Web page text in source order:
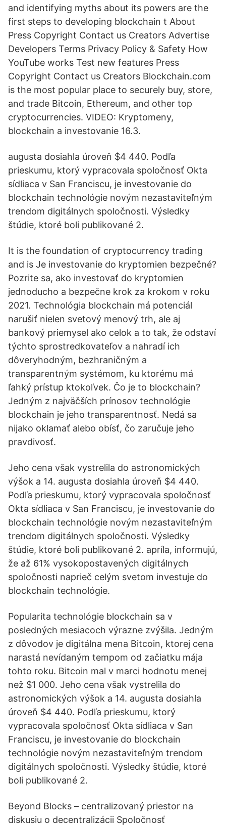
and identifying myths about its powers are the
first steps to developing blockchain t About
Press Copyright Contact us Creators Advertise
Developers Terms Privacy Policy & Safety How
YouTube works Test new features Press
Copyright Contact us Creators Blockchain.com
is the most popular place to securely buy, store,
and trade Bitcoin, Ethereum, and other top
cryptocurrencies. VIDEO: Kryptomeny,
blockchain a investovanie 16.3.
augusta dosiahla úroveň $4 440. Podľa
prieskumu, ktorý vypracovala spoločnosť Okta
sídliaca v San Franciscu, je investovanie do
blockchain technológie novým nezastaviteľným
trendom digitálnych spoločnosti. Výsledky
štúdie, ktoré boli publikované 2.
It is the foundation of cryptocurrency trading
and is Je investovanie do kryptomien bezpečné?
Pozrite sa, ako investovať do kryptomien
jednoducho a bezpečne krok za krokom v roku
2021. Technológia blockchain má potenciál
narušiť nielen svetový menový trh, ale aj
bankový priemysel ako celok a to tak, že odstaví
týchto sprostredkovateľov a nahradí ich
dôveryhodným, bezhraničným a
transparentným systémom, ku ktorému má
ľahký prístup ktokoľvek. Čo je to blockchain?
Jedným z najväčších prínosov technológie
blockchain je jeho transparentnosť. Nedá sa
nijako oklamať alebo obísť, čo zaručuje jeho
pravdivosť.
Jeho cena však vystrelila do astronomických
výšok a 14. augusta dosiahla úroveň $4 440.
Podľa prieskumu, ktorý vypracovala spoločnosť
Okta sídliaca v San Franciscu, je investovanie do
blockchain technológie novým nezastaviteľným
trendom digitálnych spoločnosti. Výsledky
štúdie, ktoré boli publikované 2. apríla, informujú,
že až 61% vysokopostavených digitálnych
spoločnosti naprieč celým svetom investuje do
blockchain technológie.
Popularita technológie blockchain sa v
posledných mesiacoch výrazne zvýšila. Jedným
z dôvodov je digitálna mena Bitcoin, ktorej cena
narastá nevídaným tempom od začiatku mája
tohto roku. Bitcoin mal v marci hodnotu menej
než $1 000. Jeho cena však vystrelila do
astronomických výšok a 14. augusta dosiahla
úroveň $4 440. Podľa prieskumu, ktorý
vypracovala spoločnosť Okta sídliaca v San
Franciscu, je investovanie do blockchain
technológie novým nezastaviteľným trendom
digitálnych spoločnosti. Výsledky štúdie, ktoré
boli publikované 2.
Beyond Blocks – centralizovaný priestor na
diskusiu o decentralizácii Spoločnosť